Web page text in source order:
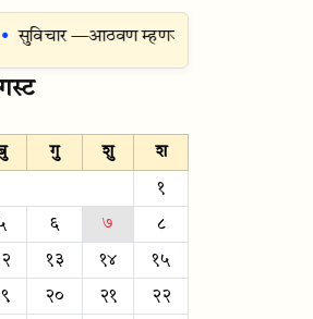
सुविचार —आठवण म्हणजे एक प्रकारे भेटण्याचाच
गु शु श
१
६ ७ ८
१३ १४ १५
२० २१ २२